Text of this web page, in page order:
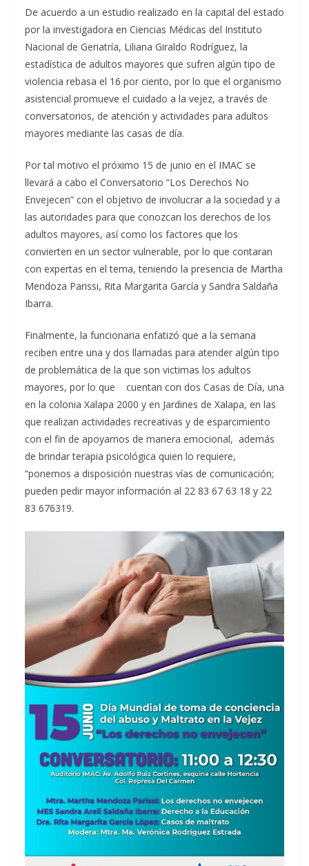
De acuerdo a un estudio realizado en la capital del estado
por la investigadora en Ciencias Médicas del Instituto
Nacional de Geriatría, Liliana Giraldo Rodríguez, la
estadística de adultos mayores que sufren algún tipo de
violencia rebasa el 16 por ciento, por lo que el organismo
asistencial promueve el cuidado a la vejez, a través de
conversatorios, de atención y actividades para adultos
mayores mediante las casas de día.
Por tal motivo el próximo 15 de junio en el IMAC se
llevará a cabo el Conversatorio “Los Derechos No
Envejecen” con el objetivo de involucrar a la sociedad y a
las autoridades para que conozcan los derechos de los
adultos mayores, así como los factores que los
convierten en un sector vulnerable, por lo que contaran
con expertas en el tema, teniendo la presencia de Martha
Mendoza Parissi, Rita Margarita García y Sandra Saldaña
Ibarra.
Finalmente, la funcionaria enfatizó que a la semana
reciben entre una y dos llamadas para atender algún tipo
de problemática de la que son victimas los adultos
mayores, por lo que cuentan con dos Casas de Día, una
en la colonia Xalapa 2000 y en Jardines de Xalapa, en las
que realizan actividades recreativas y de esparcimiento
con el fin de apoyarnos de manera emocional, además
de brindar terapia psicológica quien lo requiere,
“ponemos a disposición nuestras vías de comunicación;
pueden pedir mayor información al 22 83 67 63 18 y 22
83 676319.